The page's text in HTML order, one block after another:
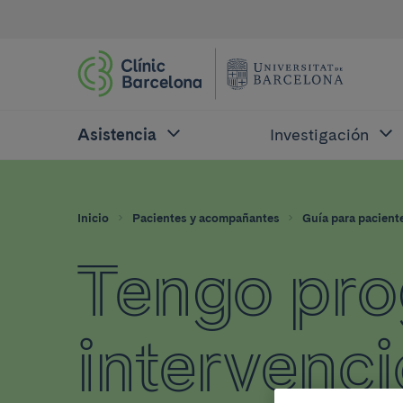
Asistencia Investigación
Inicio Pacientes y acompañantes Guía para
Tengo